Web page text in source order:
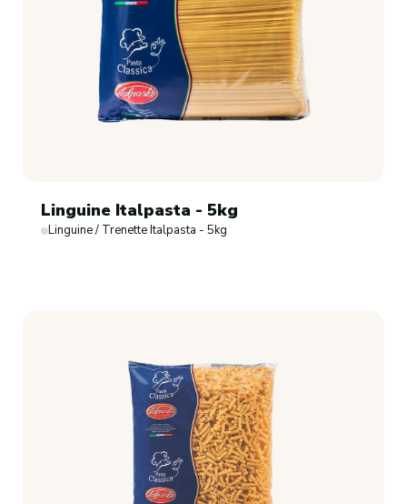
Linguine Italpasta - 5kg
Linguine / Trenette Italpasta - 5kg